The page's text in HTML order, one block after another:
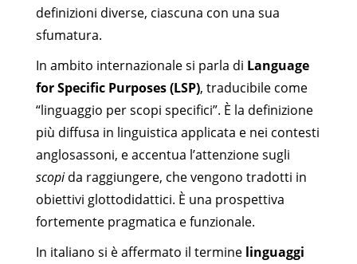
definizioni diverse, ciascuna con una sua
sfumatura.
In ambito internazionale si parla di Language
for Specific Purposes (LSP), traducibile come
“linguaggio per scopi specifici”. È la definizione
più diffusa in linguistica applicata e nei contesti
anglosassoni, e accentua l’attenzione sugli
scopida raggiungere, che vengono tradotti in
obiettivi glottodidattici. È una prospettiva
fortemente pragmatica e funzionale.
In italiano si è affermato il termine linguaggi